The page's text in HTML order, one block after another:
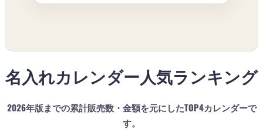
名入れカレンダー人気ランキング
2026年版までの累計販売数・金額を元にしたTOP4カレンダーで
す。